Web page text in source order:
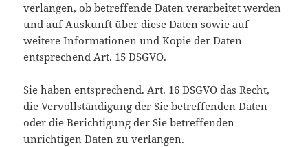
verlangen, ob betreffende Daten verarbeitet werden
und auf Auskunft über diese Daten sowie auf
weitere Informationen und Kopie der Daten
entsprechend Art. 15 DSGVO.
Sie haben entsprechend. Art. 16 DSGVO das Recht,
die Vervollständigung der Sie betreffenden Daten
oder die Berichtigung der Sie betreffenden
unrichtigen Daten zu verlangen.